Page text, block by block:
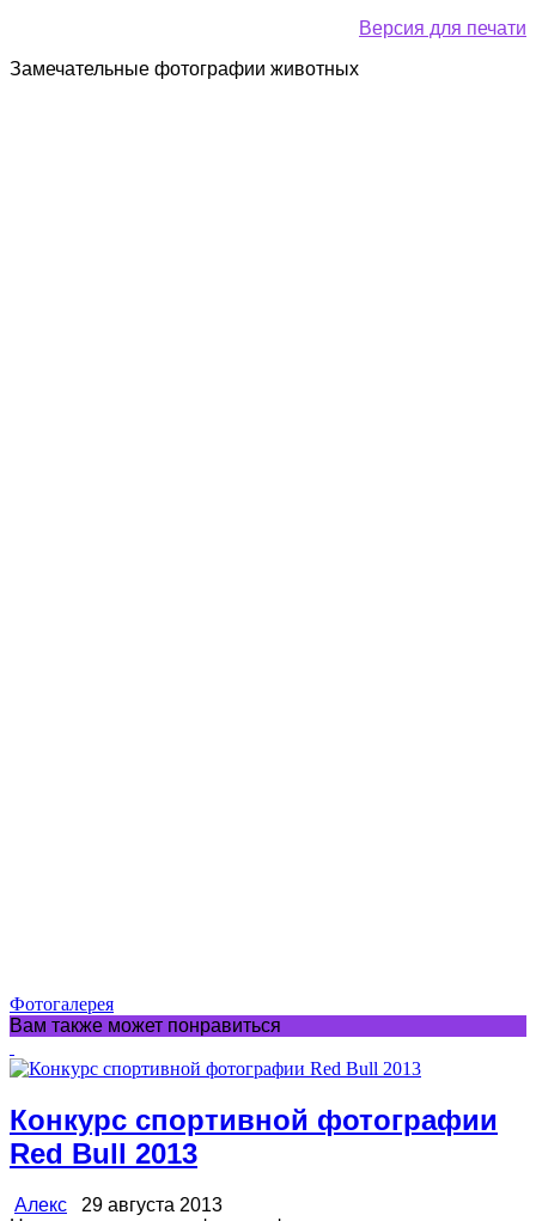
Версия для печати
Замечательные фотографии животных
Фотогалерея
Вам также может понравиться
Конкурс спортивной фотографии
Red Bull 2013
Алекс 29 августа 2013